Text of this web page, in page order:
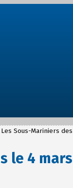
Sous-Mariniers
le 4